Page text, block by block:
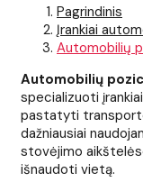
Pagrindinis
Įrankiai
Automobilių
Automobilių
specializuoti
pastatyti
dažniausiai
stovėjimo
išnaudoti vietą.